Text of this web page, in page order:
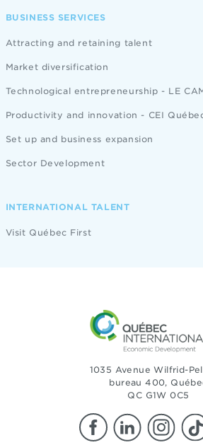
BUSINESS SERVICES
Attracting and retaining talent
Market diversification
Technological entrepreneurship - LE
Productivity and innovation - CEI
Set up and business expansion
Sector Development
INTERNATIONAL TALENT
Visit Québec First
1035 Avenue Wilfrid-
bureau 400,
QC G1W 0C5